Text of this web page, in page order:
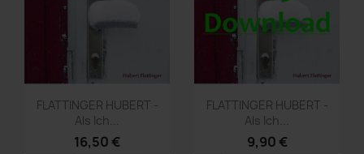
Vorschau
FLATTINGER HUBERT -
Als Ich...
16,50 €
Vorschau
FLATTINGER HUBERT -
Als Ich...
9,90 €